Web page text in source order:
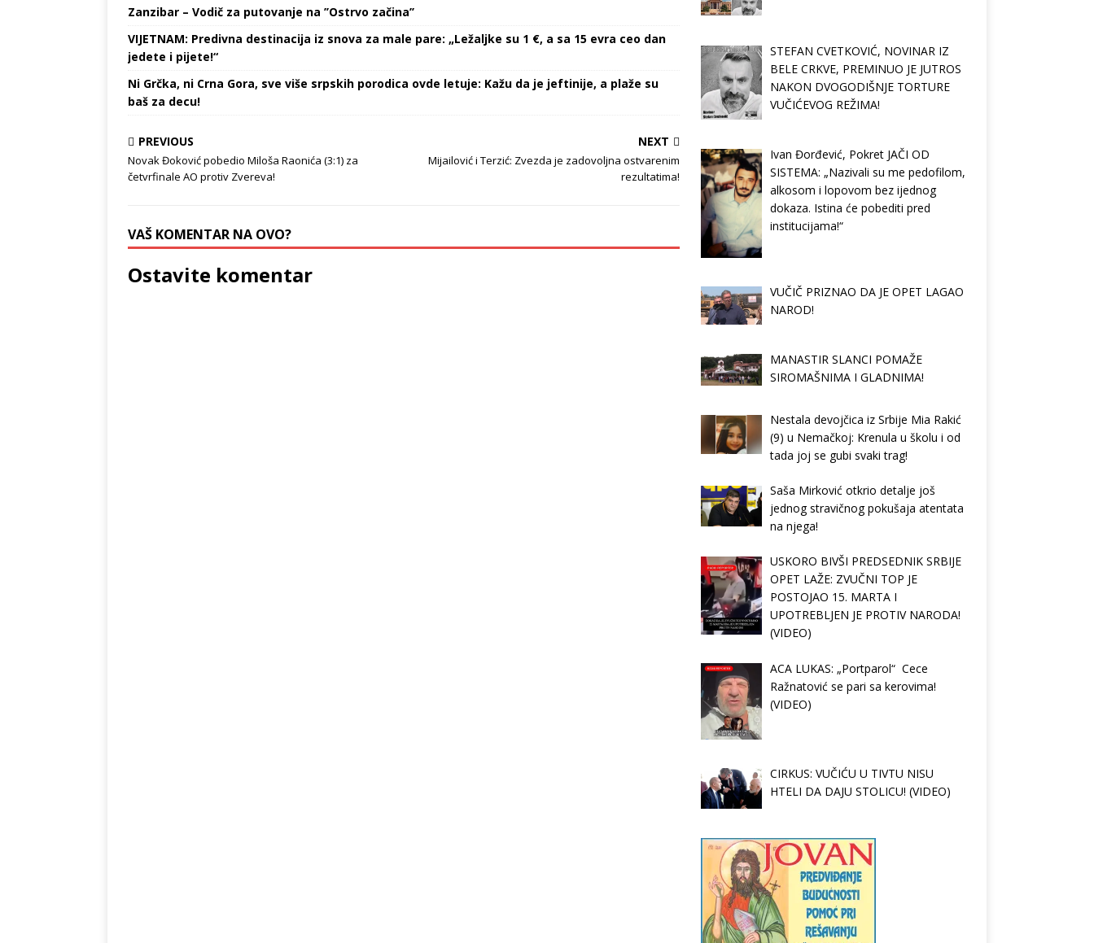
Zanzibar – Vodič za putovanje na ’’Ostrvo začina’’
VIJETNAM: Predivna destinacija iz snova za male pare: „Ležaljke su 1 €, a sa 15 evra ceo dan
jedete i pijete!“
Ni Grčka, ni Crna Gora, sve više srpskih porodica ovde letuje: Kažu da je jeftinije, a plaže su
baš za decu!
PREVIOUS
Novak Đoković pobedio Miloša Raonića (3:1) za
četvrfinale AO protiv Zvereva!
NEXT
Mijailović i Terzić: Zvezda je zadovoljna ostvarenim
rezultatima!
VAŠ KOMENTAR NA OVO?
Ostavite komentar
STEFAN CVETKOVIĆ, NOVINAR IZ
BELE CRKVE, PREMINUO JE JUTROS
NAKON DVOGODIŠNJE TORTURE
VUČIĆEVOG REŽIMA!
Ivan Đorđević, Pokret JAČI OD
SISTEMA: „Nazivali su me pedofilom,
alkosom i lopovom bez ijednog
dokaza. Istina će pobediti pred
institucijama!“
VUČIČ PRIZNAO DA JE OPET LAGAO
NAROD!
MANASTIR SLANCI POMAŽE
SIROMAŠNIMA I GLADNIMA!
Nestala devojčica iz Srbije Mia Rakić
(9) u Nemačkoj: Krenula u školu i od
tada joj se gubi svaki trag!
Saša Mirković otkrio detalje još
jednog stravičnog pokušaja atentata
na njega!
USKORO BIVŠI PREDSEDNIK SRBIJE
OPET LAŽE: ZVUČNI TOP JE
POSTOJAO 15. MARTA I
UPOTREBLJEN JE PROTIV NARODA!
(VIDEO)
ACA LUKAS: „Portparol“ Cece
Ražnatović se pari sa kerovima!
(VIDEO)
CIRKUS: VUČIĆU U TIVTU NISU
HTELI DA DAJU STOLICU! (VIDEO)